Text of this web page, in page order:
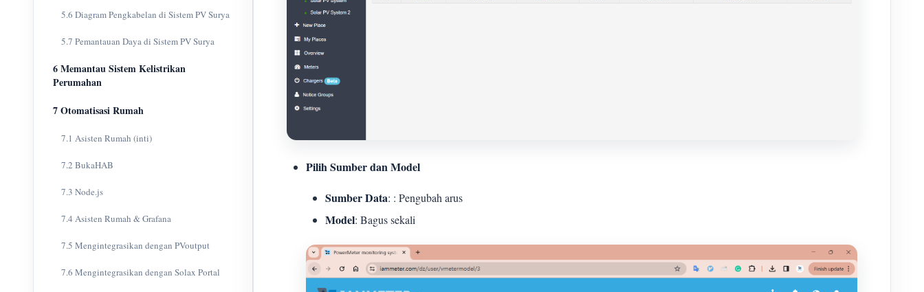
5.6 Diagram Pengkabelan di Sistem PV Surya
5.7 Pemantauan Daya di Sistem PV Surya
6 Memantau Sistem Kelistrikan
Perumahan
7 Otomatisasi Rumah
7.1 Asisten Rumah (inti)
7.2 BukaHAB
7.3 Node.js
7.4 Asisten Rumah & Grafana
7.5 Mengintegrasikan dengan PVoutput
7.6 Mengintegrasikan dengan Solax Portal
Pilih Sumber dan Model
Sumber Data: : Pengubah arus
Model: Bagus sekali